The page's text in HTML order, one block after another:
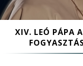
XIV. LEÓ PÁPA